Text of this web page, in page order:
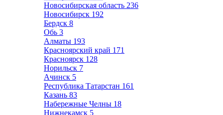
Новосибирская область 236
Новосибирск 192
Бердск 8
Обь 3
Алматы 193
Красноярский край 171
Красноярск 128
Норильск 7
Ачинск 5
Республика Татарстан 161
Казань 83
Набережные Челны 18
Нижнекамск 5